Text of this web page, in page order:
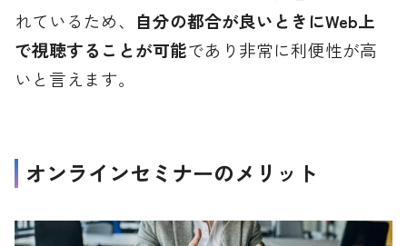
れているため、 自分の都合が良いときにWeb上
で視聴することが可能であり非常に利便性が高
いと言えます。
オンラインセミナーのメリット